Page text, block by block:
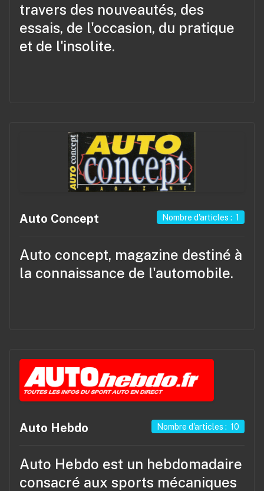
travers des nouveautés, des
essais, de l'occasion, du pratique
et de l'insolite.
Auto Concept Nombre d'articles : 1
Auto concept, magazine destiné à
la connaissance de l'automobile.
Auto Hebdo Nombre d'articles : 10
Auto Hebdo est un hebdomadaire
consacré aux sports mécaniques